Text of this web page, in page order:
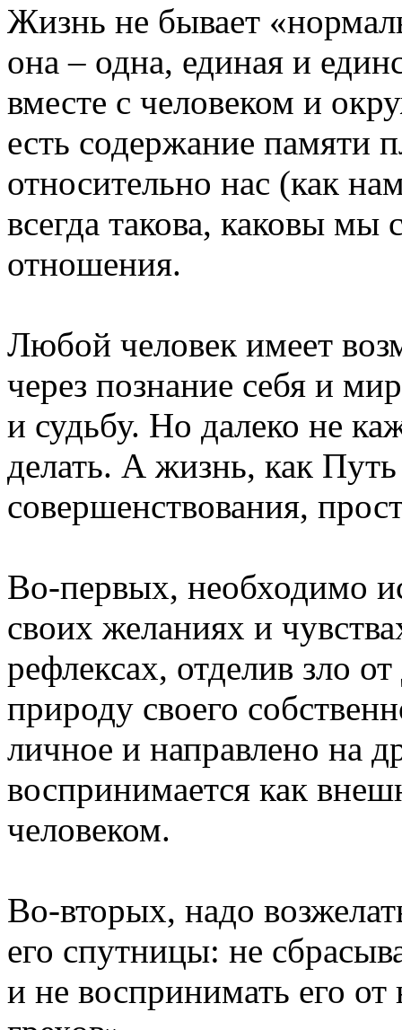
Жизнь не бывает
она – одна, единая и
вместе с человеком и
есть содержание памяти
относительно нас (как
всегда такова, каковы
отношения.
Любой человек имеет
через познание себя и
и судьбу. Но далеко не
делать. А жизнь, как
совершенствования,
Во-первых, необходимо
своих желаниях и
рефлексах, отделив зло
природу своего
личное и направлено на
воспринимается как
человеком.
Во-вторых, надо
его спутницы: не
и не воспринимать его от